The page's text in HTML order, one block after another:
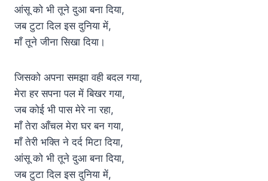
आंसू को भी तूने दुआ बना दिया,
जब टुटा दिल इस दुनिया में,
माँ तूने जीना सिखा दिया।
जिसको अपना समझा वही बदल गया,
मेरा हर सपना पल में बिखर गया,
जब कोई भी पास मेरे ना रहा,
माँ तेरा आँचल मेरा घर बन गया,
माँ तेरी भक्ति ने दर्द मिटा दिया,
आंसू को भी तूने दुआ बना दिया,
जब टुटा दिल इस दुनिया में,